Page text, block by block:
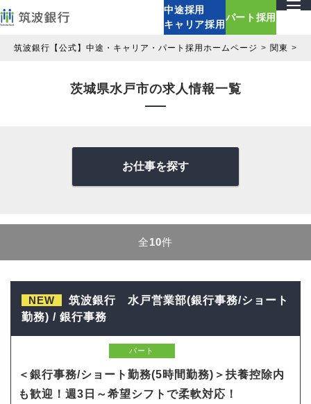
中途採用
キャリア採用
パート採用
筑波銀行【公式】中途・キャリア・パート採用ホームページ 関東
茨城県水戸市の求人情報一覧
お仕事を探す
全10件
NEW
筑波銀行 水戸営業部(銀行事務/ショート
勤務) / 銀行事務
パート
＜銀行事務/ショート勤務(5時間勤務)＞扶養控除内
も歓迎！週3日～希望シフトで柔軟対応！